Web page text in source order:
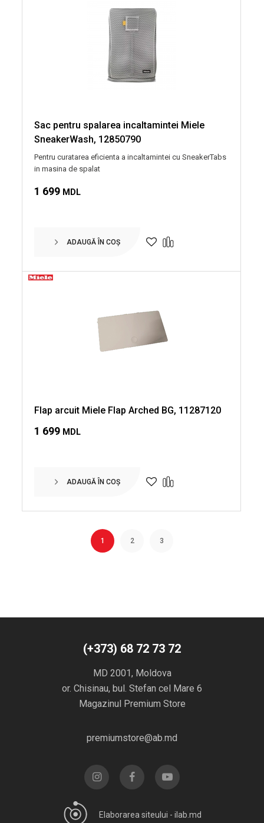
Sac pentru spalarea incaltamintei Miele
SneakerWash, 12850790
Pentru curatarea eficienta a incaltamintei cu SneakerTabs
in masina de spalat
1 699 MDL
ADAUGĂ ÎN COȘ
Flap arcuit Miele Flap Arched BG, 11287120
1 699 MDL
ADAUGĂ ÎN COȘ
1 2 3
(+373) 68 72 73 72
MD 2001, Moldova
or. Chisinau, bul. Stefan cel Mare 6
Magazinul Premium Store
premiumstore@ab.md
Elaborarea siteului - ilab.md